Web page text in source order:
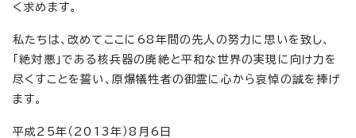
く求めます。
私たちは、改めてここに68年間の先人の努力に思いを致し、
「絶対悪」である核兵器の廃絶と平和な世界の実現に向け力を
尽くすことを誓い、原爆犠牲者の御霊に心から哀悼の誠を捧げ
ます。
平成25年（2013年）8月6日